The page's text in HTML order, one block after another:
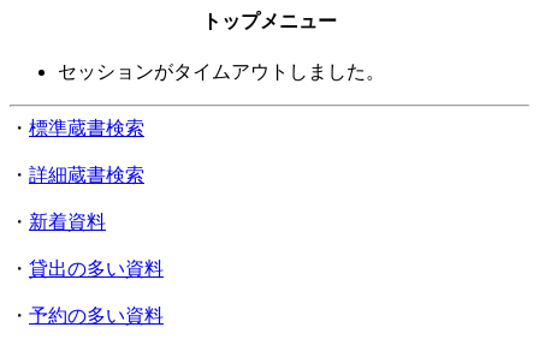
トップメニュー
セッションがタイムアウトしました。
・ 標準蔵書検索
・ 詳細蔵書検索
・ 新着資料
・ 貸出の多い資料
・ 予約の多い資料